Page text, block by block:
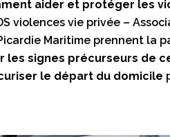
aider et protéger les
violences vie privée –
Maritime prennent la
les signes précurseurs de
le départ du domicile